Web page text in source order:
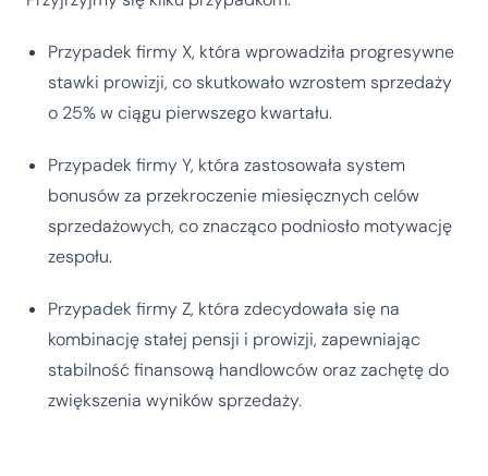
Przypadek firmy X, która wprowadziła progresywne
stawki prowizji, co skutkowało wzrostem sprzedaży
o 25% w ciągu pierwszego kwartału.
Przypadek firmy Y, która zastosowała system
bonusów za przekroczenie miesięcznych celów
sprzedażowych, co znacząco podniosło motywację
zespołu.
Przypadek firmy Z, która zdecydowała się na
kombinację stałej pensji i prowizji, zapewniając
stabilność finansową handlowców oraz zachętę do
zwiększenia wyników sprzedaży.